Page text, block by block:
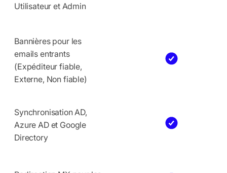
Utilisateur et Admin
Bannières pour les
emails entrants
(Expéditeur fiable,
Externe, Non fiable)
Synchronisation AD,
Azure AD et Google
Directory